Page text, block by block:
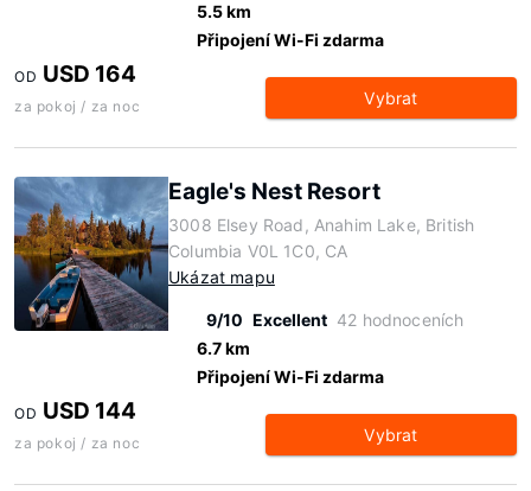
5.5 km
Připojení Wi-Fi zdarma
OD USD 164
za pokoj / za noc Vybrat
Eagle's Nest Resort
3008 Elsey Road, Anahim Lake, British
Columbia V0L 1C0, CA
Ukázat mapu
9/10 Excellent 42 hodnoceních
6.7 km
Připojení Wi-Fi zdarma
OD USD 144
za pokoj / za noc Vybrat